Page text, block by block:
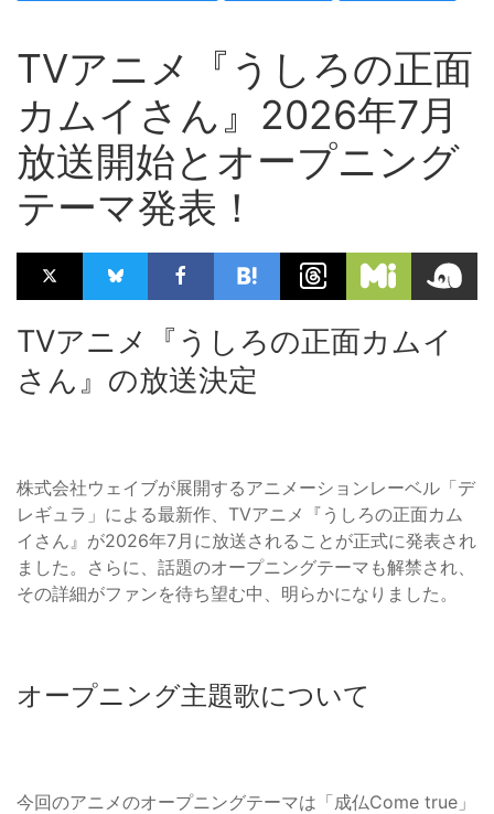
TVアニメ『うしろの正面
カムイさん』2026年7月
放送開始とオープニング
テーマ発表！
TVアニメ『うしろの正面カムイ
さん』の放送決定
株式会社ウェイブが展開するアニメーションレーベル「デ
レギュラ」による最新作、TVアニメ『うしろの正面カム
イさん』が2026年7月に放送されることが正式に発表され
ました。さらに、話題のオープニングテーマも解禁され、
その詳細がファンを待ち望む中、明らかになりました。
オープニング主題歌について
今回のアニメのオープニングテーマは「成仏Come true」